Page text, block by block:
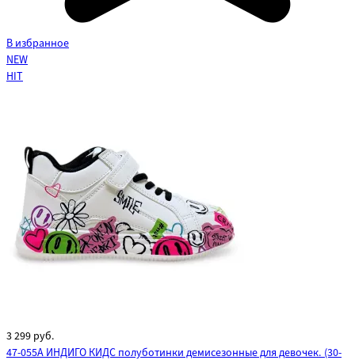
В избранное
NEW
HIT
3 299 руб.
47-055A ИНДИГО КИДС полуботинки демисезонные для девочек. (30-